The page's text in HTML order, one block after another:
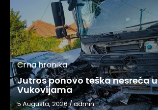
Crna hronika
Jutros ponovo teška nesreća u
Vukovijama
5 Augusta, 2026/admin